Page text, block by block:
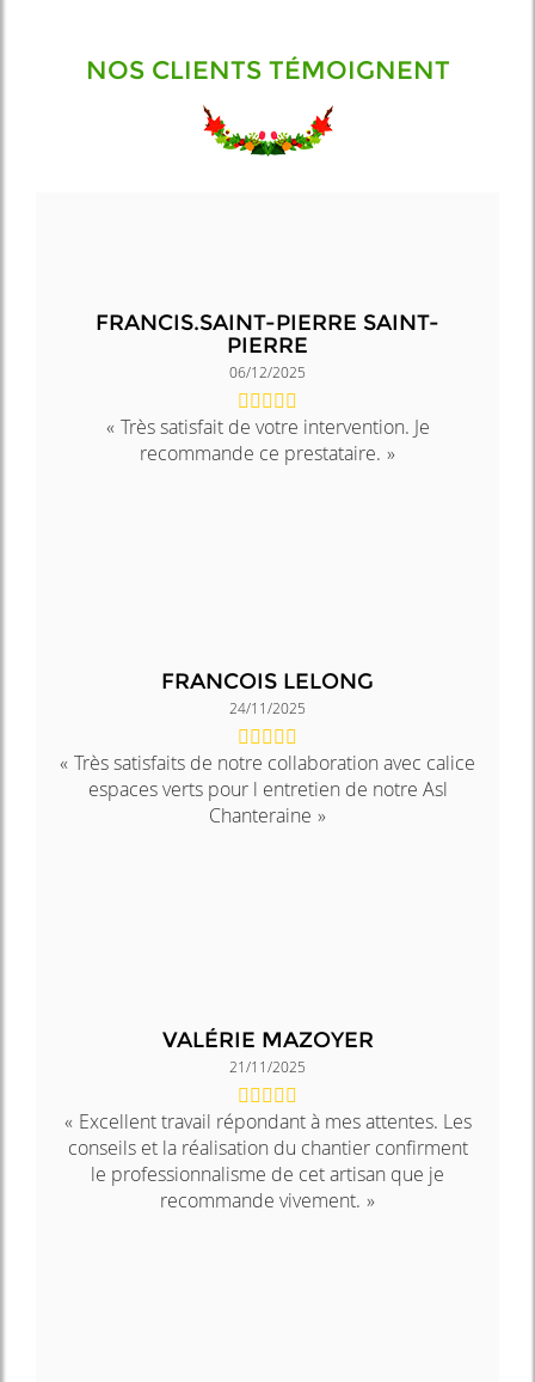
NOS CLIENTS TÉMOIGNENT
FRANCIS.SAINT-PIERRE SAINT-
PIERRE
06/12/2025
Très satisfait de votre intervention. Je
recommande ce prestataire.
FRANCOIS LELONG
24/11/2025
Très satisfaits de notre collaboration avec calice
espaces verts pour l entretien de notre Asl
Chanteraine
VALÉRIE MAZOYER
21/11/2025
Excellent travail répondant à mes attentes. Les
conseils et la réalisation du chantier confirment
le professionnalisme de cet artisan que je
recommande vivement.